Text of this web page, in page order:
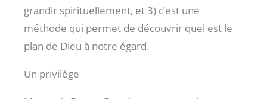
grandir spirituellement, et 3) c’est une
méthode qui permet de découvrir quel est le
plan de Dieu à notre égard.
Un privilège